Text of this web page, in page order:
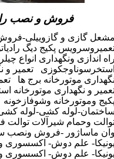
فروش و نصب
مشعل گازی و گازوییلی-
پکیج دیگ
راه اندازی ونگهداری انواع
استخرسوناوجکوزی
تعمیر و
نگهداری موتورخانه برج ها
و نگهداری موتورخانه
پکیج وموتورخانه وشوفازخونه
ساختمان-لوله کشی-لوله
وحمام شیرآلات توالت
وان ماساژور -فروش ونصب
یونیکا- علم دوش-
یونیکا- علم دوش- اکسسوری